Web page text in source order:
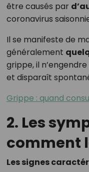
être causés par
coronavirus
Il se manifeste de
généralement
grippe, il n’engendre
et disparaît
Grippe : quand
2. Les
comment
Les signes